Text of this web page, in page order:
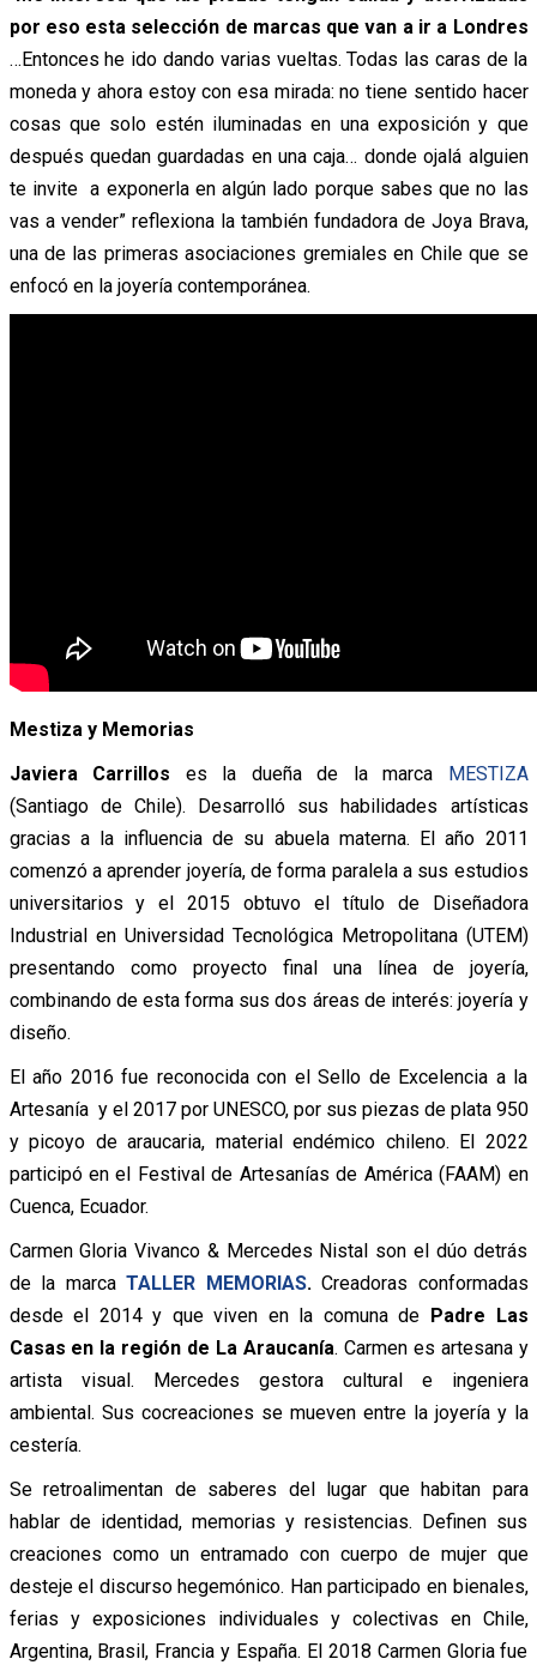
por eso esta selección de marcas que van a ir a Londres
…Entonces he ido dando varias vueltas. Todas las caras de la
moneda y ahora estoy con esa mirada: no tiene sentido hacer
cosas que solo estén iluminadas en una exposición y que
después quedan guardadas en una caja… donde ojalá alguien
te invite a exponerla en algún lado porque sabes que no las
vas a vender” reflexiona la también fundadora de Joya Brava,
una de las primeras asociaciones gremiales en Chile que se
enfocó en la joyería contemporánea.
Mestiza y Memorias
Javiera Carrillos es la dueña de la marca MESTIZA
(Santiago de Chile). Desarrolló sus habilidades artísticas
gracias a la influencia de su abuela materna. El año 2011
comenzó a aprender joyería, de forma paralela a sus estudios
universitarios y el 2015 obtuvo el título de Diseñadora
Industrial en Universidad Tecnológica Metropolitana (UTEM)
presentando como proyecto final una línea de joyería,
combinando de esta forma sus dos áreas de interés: joyería y
diseño.
El año 2016 fue reconocida con el Sello de Excelencia a la
Artesanía y el 2017 por UNESCO, por sus piezas de plata 950
y picoyo de araucaria, material endémico chileno. El 2022
participó en el Festival de Artesanías de América (FAAM) en
Cuenca, Ecuador.
Carmen Gloria Vivanco & Mercedes Nistal son el dúo detrás
de la marca TALLER MEMORIAS. Creadoras conformadas
desde el 2014 y que viven en la comuna de Padre Las
Casas en la región de La Araucanía. Carmen es artesana y
artista visual. Mercedes gestora cultural e ingeniera
ambiental. Sus cocreaciones se mueven entre la joyería y la
cestería.
Se retroalimentan de saberes del lugar que habitan para
hablar de identidad, memorias y resistencias. Definen sus
creaciones como un entramado con cuerpo de mujer que
desteje el discurso hegemónico. Han participado en bienales,
ferias y exposiciones individuales y colectivas en Chile,
Argentina, Brasil, Francia y España. El 2018 Carmen Gloria fue